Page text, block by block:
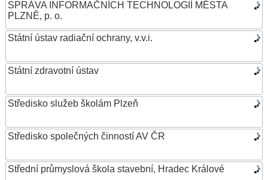
SPRÁVA INFORMAČNÍCH TECHNOLOGIÍ MĚSTA
PLZNĚ, p. o.
Státní ústav radiační ochrany, v.v.i.
Státní zdravotní ústav
Středisko služeb školám Plzeň
Středisko společných činností AV ČR
Střední průmyslová škola stavební, Hradec Králové